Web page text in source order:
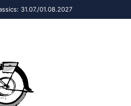
31.07./01.08.2027